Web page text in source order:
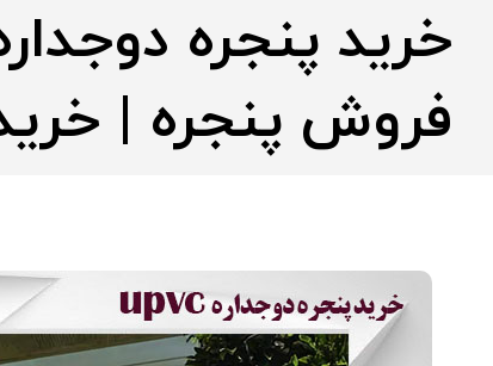
فروش پنجره |